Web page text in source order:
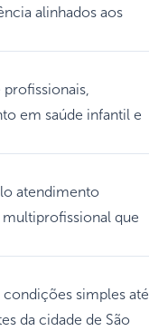
alinhados aos
em saúde infantil e
atendimento
que
simples até
da cidade de São